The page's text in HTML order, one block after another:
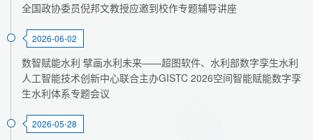
全国政协委员倪邦文教授应邀到校作专题辅导讲座
2026-06-02
数智赋能水利 擘画水利未来——超图软件、水利部数字孪生水利
人工智能技术创新中心联合主办GISTC 2026空间智能赋能数字孪
生水利体系专题会议
2026-05-28